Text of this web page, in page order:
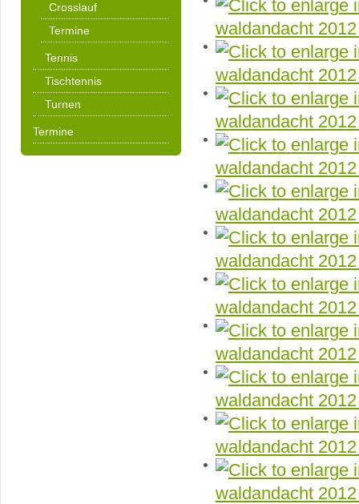
Crosslauf
Termine
Tennis
Tischtennis
Turnen
Termine